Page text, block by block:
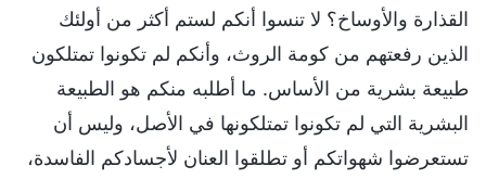
القذارة والأوساخ؟ لا تنسوا أنكم لستم أكثر من أولئك
الذين رفعتهم من كومة الروث، وأنكم لم تكونوا تمتلكون
طبيعة بشرية من الأساس. ما أطلبه منكم هو الطبيعة
البشرية التي لم تكونوا تمتلكونها في الأصل، وليس أن
تستعرضوا شهواتكم أو تطلقوا العنان لأجسادكم الفاسدة،